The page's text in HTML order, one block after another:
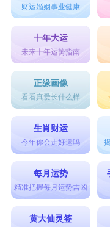
如“坤”字指的是广
2、属龙的男宝宝
词
古诗词是中华文化
赏吟诵，用来给男
丰富，所以起名会
同、博学多才的
气的古诗词进行提
3、属龙的男宝宝
姓名整体搭配起来
财运婚姻事业健康
十年大运
未来十年运势指南
正缘画像
看看真爱长什么样
生肖财运
今年你会走好运吗
每月运势
精准把握每月运势吉凶
黄大仙灵签